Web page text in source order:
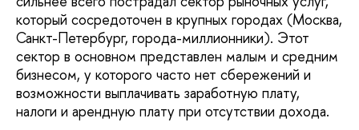
который сосредоточен в крупных городах (Москва,
Санкт-Петербург, города-миллионники). Этот
сектор в основном представлен малым и средним
бизнесом, у которого часто нет сбережений и
возможности выплачивать заработную плату,
налоги и арендную плату при отсутствии дохода.